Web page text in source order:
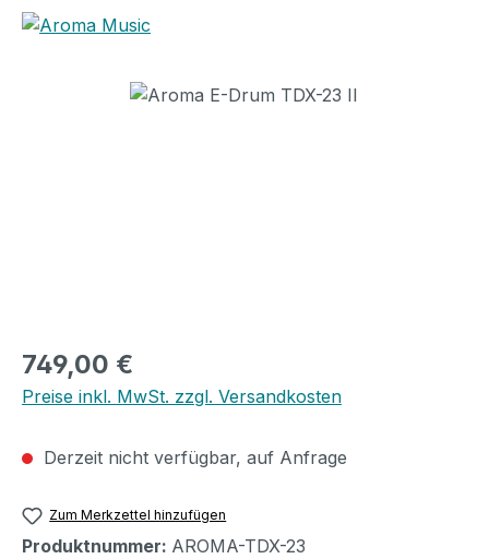
Bildergalerie überspringen
Regulärer Preis:
749,00 €
Preise inkl. MwSt. zzgl. Versandkosten
Derzeit nicht verfügbar, auf Anfrage
Zum Merkzettel hinzufügen
Produktnummer: AROMA-TDX-23